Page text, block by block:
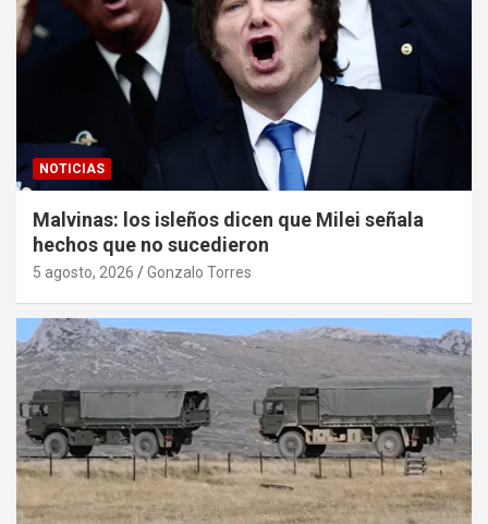
NOTICIAS
Malvinas: los isleños dicen que Milei señala
hechos que no sucedieron
5 agosto, 2026 Gonzalo Torres